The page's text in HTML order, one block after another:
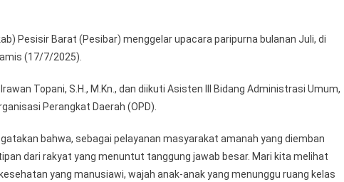
UPACARA
PARIPURNA
PEMKAB
PESIBAR
Pesisir Barat (Pesibar) menggelar upacara paripurna bulanan Juli, di
(17/7/2025).
Topani, S.H., M.Kn., dan diikuti Asisten III Bidang Administrasi Umum,
Perangkat Daerah (OPD).
bahwa, sebagai pelayanan masyarakat amanah yang diemban
dari rakyat yang menuntut tanggung jawab besar. Mari kita melihat
yang manusiawi, wajah anak-anak yang menunggu ruang kelas